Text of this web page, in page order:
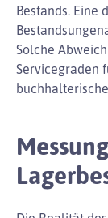
Bestands. Eine
Solche
Servicegraden